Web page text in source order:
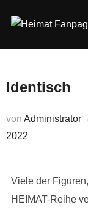
Inhalt
Identisch
von Administrator
2022
Viele der
HEIMAT-Reihe